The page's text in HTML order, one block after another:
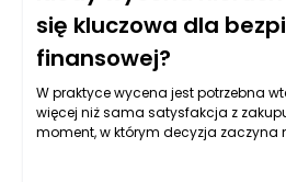
się kluczowa dla
finansowej?
W praktyce wycena jest potrzebna
więcej niż sama satysfakcja z
moment, w którym decyzja zaczyna
finansową albo bezpieczeństwo